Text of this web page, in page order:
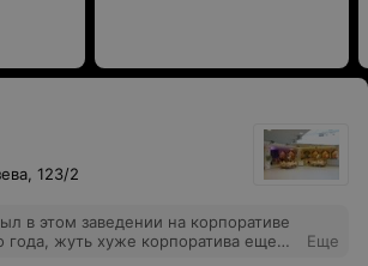
123/2
в этом заведении на корпоративе
года, жуть хуже корпоратива еще
Еще